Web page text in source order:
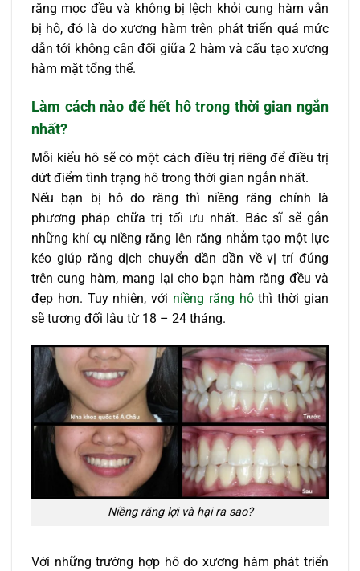
răng mọc đều và không bị lệch khỏi cung hàm vẫn
bị hô, đó là do xương hàm trên phát triển quá mức
dẫn tới không cân đối giữa 2 hàm và cấu tạo xương
hàm mặt tổng thể.
Làm cách nào để hết hô trong thời gian ngắn
nhất?
Mỗi kiểu hô sẽ có một cách điều trị riêng để điều trị
dứt điểm tình trạng hô trong thời gian ngắn nhất.
Nếu bạn bị hô do răng thì niềng răng chính là
phương pháp chữa trị tối ưu nhất. Bác sĩ sẽ gắn
những khí cụ niềng răng lên răng nhằm tạo một lực
kéo giúp răng dịch chuyển dần dần về vị trí đúng
trên cung hàm, mang lại cho bạn hàm răng đều và
đẹp hơn. Tuy nhiên, với niềng răng hôthì thời gian
sẽ tương đối lâu từ 18 – 24 tháng.
Niềng răng lợi và hại ra sao?
Với những trường hợp hô do xương hàm phát triển